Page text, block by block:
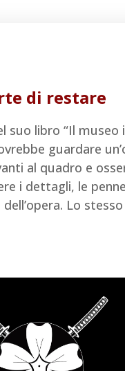
di restare
suo libro “Il museo
guardare
al quadro e
i dettagli, le
Lo